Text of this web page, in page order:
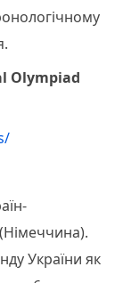
Olympiad
України як